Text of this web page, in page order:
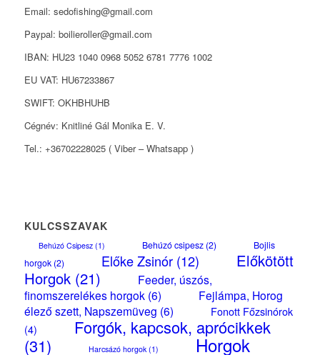
Email: sedofishing@gmail.com
Paypal: boilieroller@gmail.com
IBAN: HU23 1040 0968 5052 6781 7776 1002
EU VAT: HU67233867
SWIFT: OKHBHUHB
Cégnév: Knitliné Gál Monika E. V.
Tel.: +36702228025 ( Viber – Whatsapp )
KULCSSZAVAK
Behúzó Csipesz(1) Behúzó csipesz(2)
Bojlis
horgok(2) Előke Zsinór(12)
Előkötött
Horgok(21)
Feeder, úszós,
finomszerelékes horgok(6)
Fejlámpa, Horog
élező szett, Napszemüveg (6)
Fonott Főzsinórok
(4)
Forgók, kapcsok, aprócikkek
(31)
Harcsázó horgok(1)
Horgok